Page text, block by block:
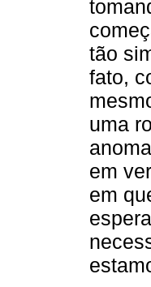
tão
fato,
uma
em
em